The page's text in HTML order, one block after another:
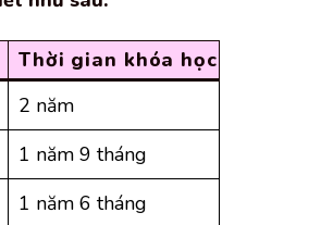
Thời gian khóa học
2 năm
1 năm 9 tháng
1 năm 6 tháng